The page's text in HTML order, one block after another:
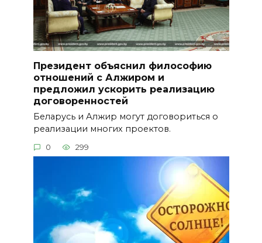
Президент объяснил философию
отношений с Алжиром и
предложил ускорить реализацию
договоренностей
Беларусь и Алжир могут договориться о
реализации многих проектов.
0 299